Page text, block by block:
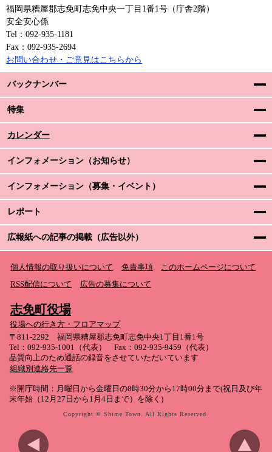
バックナンバー
特集
カレンダー
インフォメーション（お知らせ）
インフォメーション（募集・イベント）
レポート
広報紙への記事の掲載（広告以外）
福岡県糟屋郡志免町志免中央一丁目1番1号（庁舎2階）
安全安心係
Tel：092-935-1181
Fax：092-935-2694
お問い合わせ・ご意見はこちらから
個人情報の取り扱いについて 免責事項
このホームページについて
RSS配信について
広告の募集について
志免町役場
役場への行き方・フロアマップ
〒811-2292 福岡県糟屋郡志免町志免中央1丁目1番1号
Tel：092-935-1001（代表） Fax：092-935-9459（代表）
品質向上のため通話の録音をさせていただいています
組織別連絡先一覧
※開庁時間：月曜日から金曜日の8時30分から17時00分まで(祝日及び年
末年始（12月27日から1月4日まで）を除く)
Copyright © Shime Town. All Rights Reserved.